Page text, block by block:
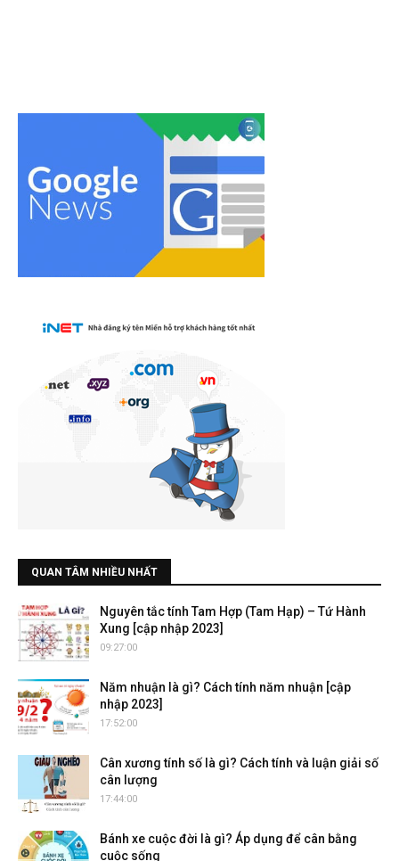
QUAN TÂM NHIỀU NHẤT
Nguyên tắc tính Tam Hợp (Tam Hạp) – Tứ Hành
Xung [cập nhập 2023]
09:27:00
Năm nhuận là gì? Cách tính năm nhuận [cập
nhập 2023]
17:52:00
Cân xương tính số là gì? Cách tính và luận giải số
cân lượng
17:44:00
Bánh xe cuộc đời là gì? Áp dụng để cân bằng
cuộc sống